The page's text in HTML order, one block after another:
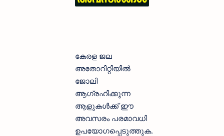
കേരള ജല
അതോറിറ്റിയില്‍
ജോലി
ആഗ്രഹിക്കുന്ന
ആളുകള്‍ക്ക് ഈ
അവസരം പരമാവധി
ഉപയോഗപ്പെടുത്തുക.